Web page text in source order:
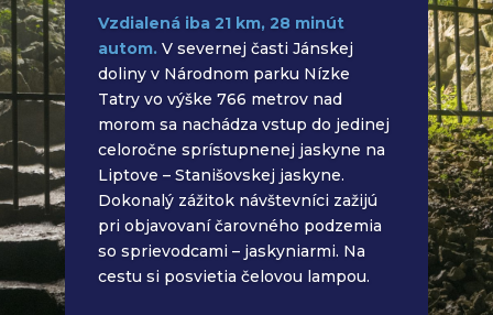
Vzdialená iba 21 km, 28 minút
autom. V severnej časti Jánskej
doliny v Národnom parku Nízke
Tatry vo výške 766 metrov nad
morom sa nachádza vstup do jedinej
celoročne sprístupnenej jaskyne na
Liptove – Stanišovskej jaskyne.
Dokonalý zážitok návštevníci zažijú
pri objavovaní čarovného podzemia
so sprievodcami – jaskyniarmi. Na
cestu si posvietia čelovou lampou.